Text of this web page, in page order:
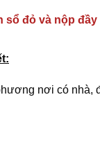
đỏ và nộp
nơi có nhà,